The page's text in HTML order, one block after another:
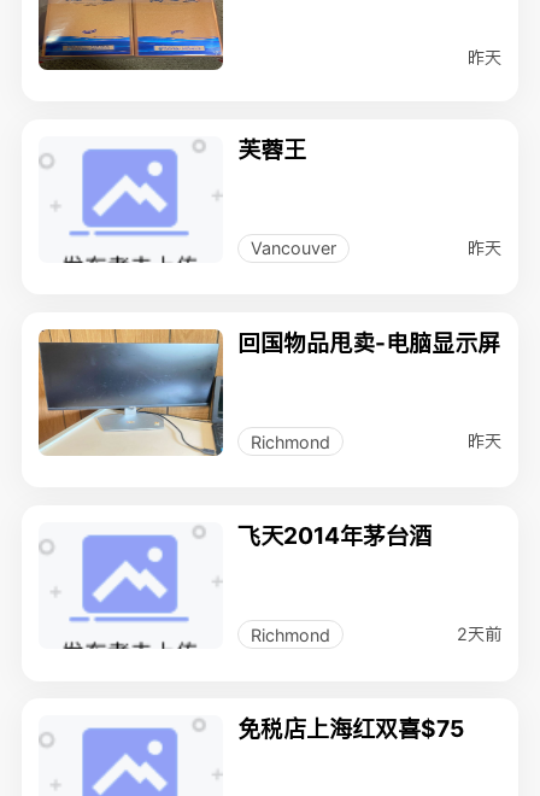
昨天
芙蓉王
Vancouver 昨天
回国物品甩卖-电脑显示屏
Richmond 昨天
飞天2014年茅台酒
Richmond 2天前
免税店上海红双喜$75